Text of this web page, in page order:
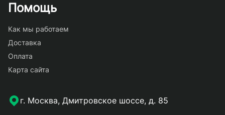
Помощь
Как мы работаем
Доставка
Оплата
Карта сайта
г. Москва, Дмитровское шоссе, д. 85